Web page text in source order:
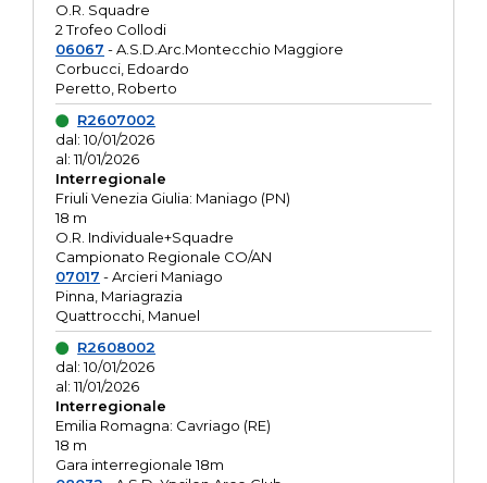
O.R. Squadre
2 Trofeo Collodi
06067 - A.S.D.Arc.Montecchio Maggiore
Corbucci, Edoardo
Peretto, Roberto
R2607002
dal: 10/01/2026
al: 11/01/2026
Interregionale
Friuli Venezia Giulia: Maniago (PN)
18 m
O.R. Individuale+Squadre
Campionato Regionale CO/AN
07017 - Arcieri Maniago
Pinna, Mariagrazia
Quattrocchi, Manuel
R2608002
dal: 10/01/2026
al: 11/01/2026
Interregionale
Emilia Romagna: Cavriago (RE)
18 m
Gara interregionale 18m